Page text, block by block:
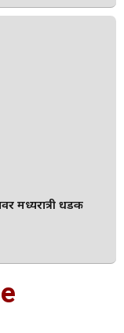
मध्यरात्री धडक